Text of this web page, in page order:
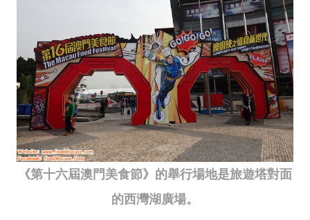
《第十六屆澳門美食節》的舉行場地是旅遊塔對面
的西灣湖廣場。